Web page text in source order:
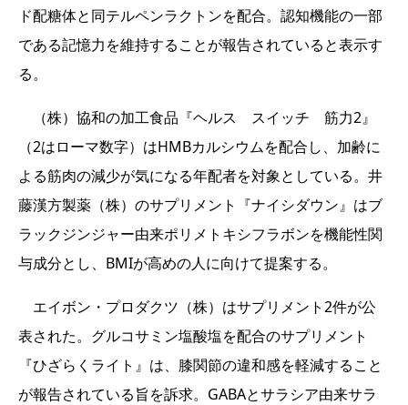
ド配糖体と同テルペンラクトンを配合。認知機能の一部
である記憶力を維持することが報告されていると表示す
る。
（株）協和の加工食品『ヘルス スイッチ 筋力2』
（2はローマ数字）はHMBカルシウムを配合し、加齢に
よる筋肉の減少が気になる年配者を対象としている。井
藤漢方製薬（株）のサプリメント『ナイシダウン』はブ
ラックジンジャー由来ポリメトキシフラボンを機能性関
与成分とし、BMIが高めの人に向けて提案する。
エイボン・プロダクツ（株）はサプリメント2件が公
表された。グルコサミン塩酸塩を配合のサプリメント
『ひざらくライト』は、膝関節の違和感を軽減すること
が報告されている旨を訴求。GABAとサラシア由来サラ